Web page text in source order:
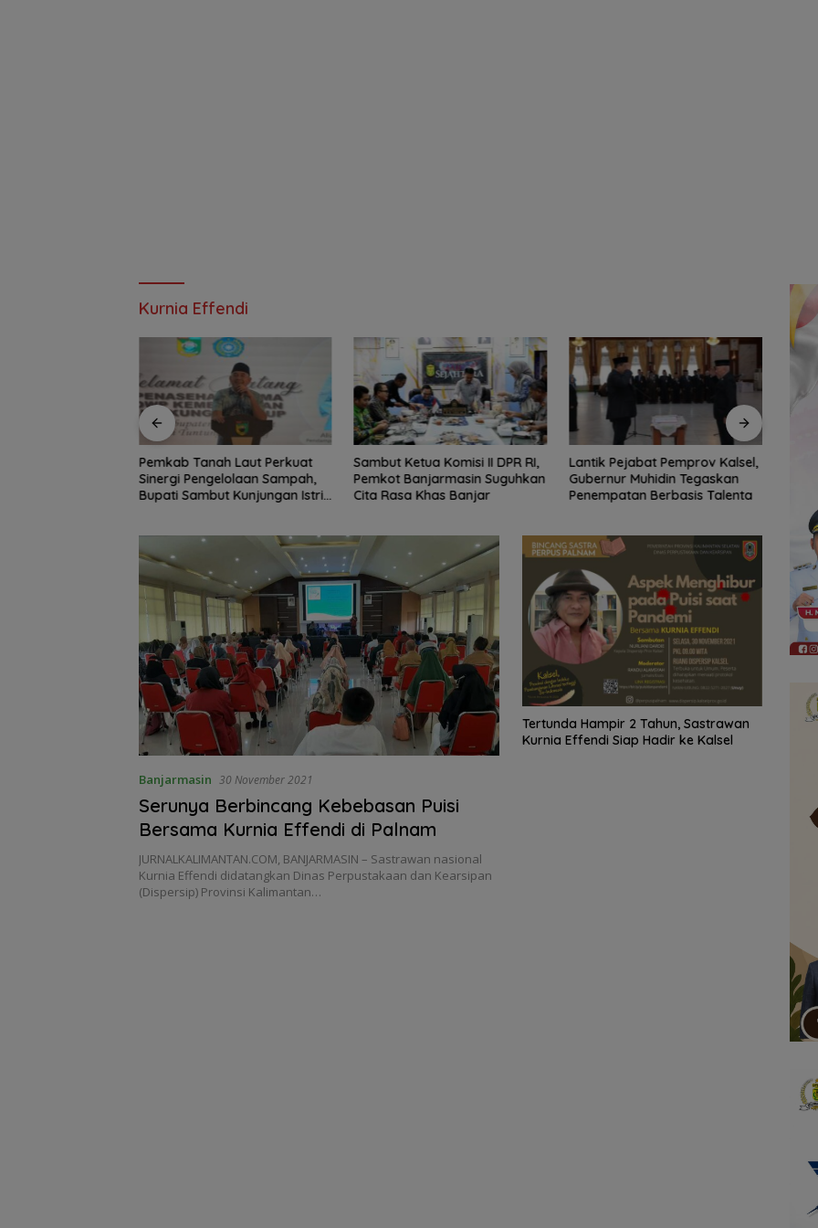
Kurnia Effendi
Sambut Ketua Komisi II DPR RI,
Pemkot Banjarmasin Suguhkan
Cita Rasa Khas Banjar
Lantik Pejabat Pemprov Kalsel,
Gubernur Muhidin Tegaskan
Penempatan Berbasis Talenta
61 Peserta Ramaikan Pemilihan
Nanang Galuh Balangan 2026,
Pemkab Cari Duta Budaya
Banjarmasin 30 November 2021
Serunya Berbincang Kebebasan Puisi
Bersama Kurnia Effendi di Palnam
JURNALKALIMANTAN.COM, BANJARMASIN – Sastrawan nasional
Kurnia Effendi didatangkan Dinas Perpustakaan dan Kearsipan
(Dispersip) Provinsi Kalimantan…
Tertunda Hampir 2 Tahun, Sastrawan
Kurnia Effendi Siap Hadir ke Kalsel